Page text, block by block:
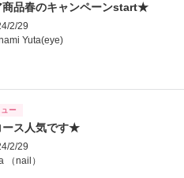
商品春のキャンペーンstart★
2/29
Yuta(eye)
ー
ース人気です★
2/29
（nail）